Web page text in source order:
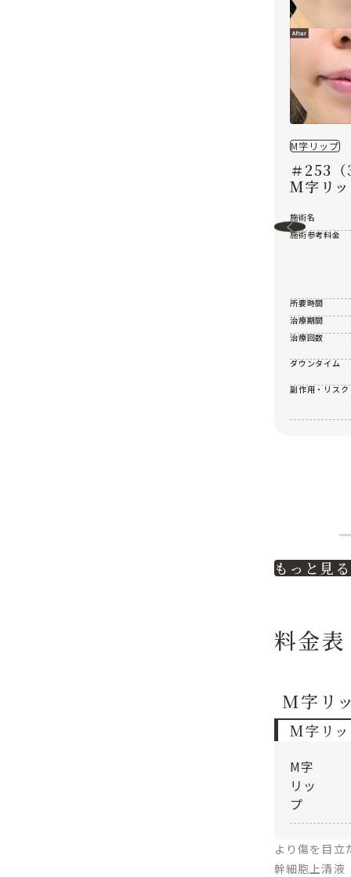
M字リップ
＃253
M字リ
施術名
施術参考料金
所要時間
治療期間
治療回数
ダウンタイム
副作用・リスク
もっと見る
料金表
M字リ
M字リ
M字
リッ
プ
より傷を目立
幹細胞上清液